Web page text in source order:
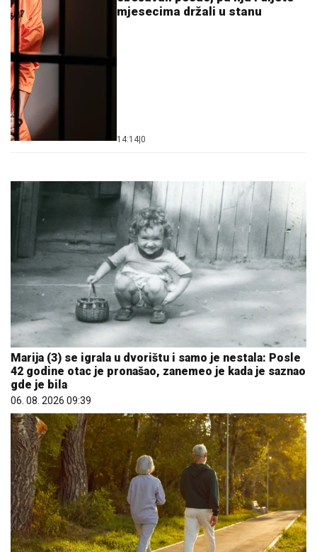
mjesecima držali u stanu
14:14 0
Marija (3) se igrala u dvorištu i samo je nestala: Posle
42 godine otac je pronašao, zanemeo je kada je saznao
gde je bila
06. 08. 2026 09:39